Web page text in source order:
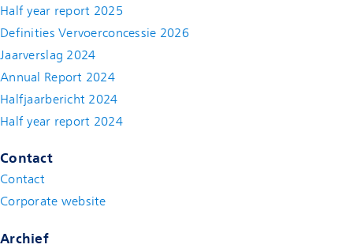
Half year report 2025
Definities Vervoerconcessie 2026
Jaarverslag 2024
Annual Report 2024
Halfjaarbericht 2024
Half year report 2024(new window)
Contact
Contact
Corporate website
Archief